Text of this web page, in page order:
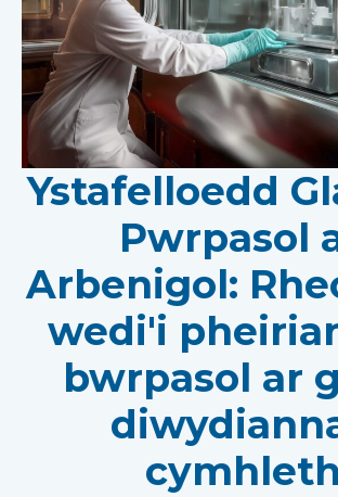
Ystafelloedd
Pwrpasol
Arbenigol:
wedi'i
bwrpasol ar
cymhleth